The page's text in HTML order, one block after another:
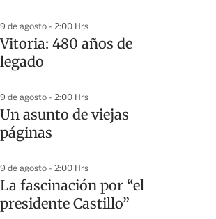
9 de agosto - 2:00 Hrs
Vitoria: 480 años de
legado
9 de agosto - 2:00 Hrs
Un asunto de viejas
páginas
9 de agosto - 2:00 Hrs
La fascinación por “el
presidente Castillo”